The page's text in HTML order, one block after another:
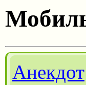
Анекдот